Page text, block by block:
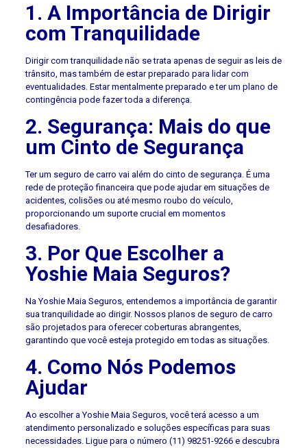
1. A Importância de Dirigir
com Tranquilidade
Dirigir com tranquilidade não se trata apenas de seguir as leis de
trânsito, mas também de estar preparado para lidar com
eventualidades. Estar mentalmente preparado e ter um plano de
contingência pode fazer toda a diferença.
2. Segurança: Mais do que
um Cinto de Segurança
Ter um seguro de carro vai além do cinto de segurança. É uma
rede de proteção financeira que pode ajudar em situações de
acidentes, colisões ou até mesmo roubo do veículo,
proporcionando um suporte crucial em momentos
desafiadores.
3. Por Que Escolher a
Yoshie Maia Seguros?
Na Yoshie Maia Seguros, entendemos a importância de garantir
sua tranquilidade ao dirigir. Nossos planos de seguro de carro
são projetados para oferecer coberturas abrangentes,
garantindo que você esteja protegido em todas as situações.
4. Como Nós Podemos
Ajudar
Ao escolher a Yoshie Maia Seguros, você terá acesso a um
atendimento personalizado e soluções específicas para suas
necessidades. Ligue para o número (11) 98251-9266 e descubra